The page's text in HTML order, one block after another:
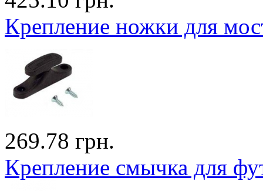
Крепление ножки для
269.78 грн.
Крепление смычка для